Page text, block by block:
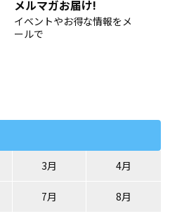
メルマガお届け!
イベントやお得な情報をメ
ールで
3月 4月
7月 8月